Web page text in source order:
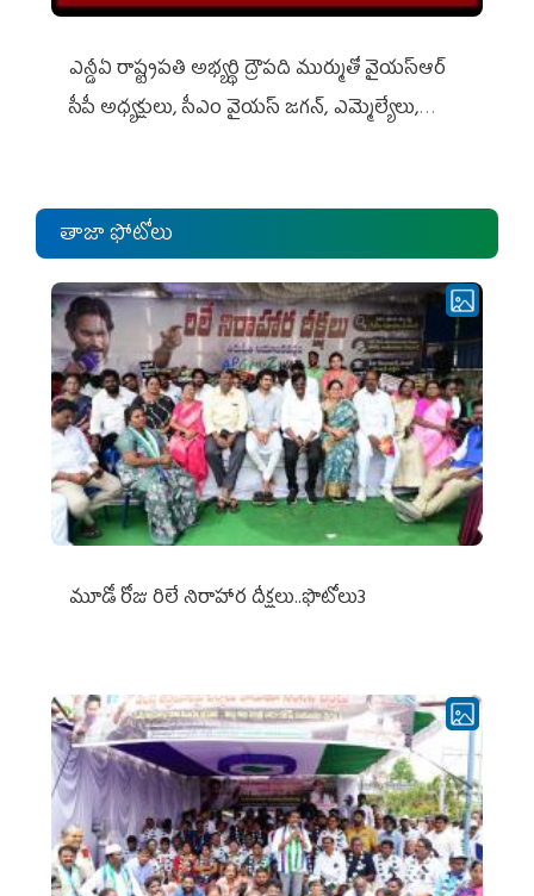
ఎన్డీఏ రాష్ట్ర‌ప‌తి అభ్య‌ర్థి ద్రౌప‌ది ముర్ముతో వైయ‌స్ఆర్
సీపీ అధ్య‌క్షులు, సీఎం వైయ‌స్ జ‌గ‌న్, ఎమ్మెల్యేలు,
తాజా ఫోటోలు
మూడో రోజు రిలే నిరాహార దీక్షలు..ఫొటోలు3